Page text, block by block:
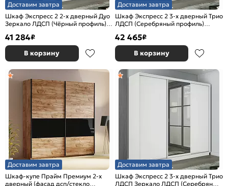
Доставим завтра
Шкаф Экспресс 2 2-х дверный Дуо
Зеркало ЛДСП (Чёрный профиль)
41 284₽
В корзину
Доставим завтра
Шкаф Экспресс 2 3-х дверный Трио
ЛДСП (Серебряный профиль)
42 465₽
В корзину
Доставим завтра
Шкаф-купе Прайм Премиум 2-х
дверный (фасад дсп/стекло
Доставим завтра
Шкаф Экспресс 2 3-х дверный Трио
ЛДСП Зеркало ЛДСП (Серебряный